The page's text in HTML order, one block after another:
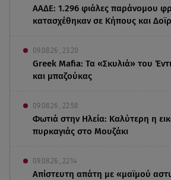
ΑΑΔΕ: 1.296 φιάλες παράνομου
κατασχέθηκαν σε Κήπους και
09.08.26 , 23:20
Greek Mafia: Τα «Σκυλιά» του
και μπαζούκας
09.08.26 , 22:58
Φωτιά στην Ηλεία: Καλύτερη η
πυρκαγιάς στο Μουζάκι
09.08.26 , 22:14
Απίστευτη απάτη με «μαϊμού